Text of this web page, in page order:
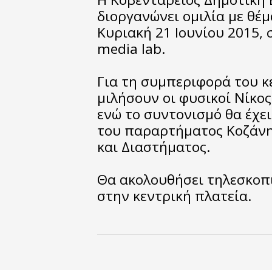
διοργανώνει ομιλία με
Κυριακή 21 Ιουνίου 2015,
media lab.
Για τη συμπεριφορά του
μιλήσουν οι φυσικοί
ενώ το συντονισμό θα
του παραρτήματος
και Διαστήματος.
Θα ακολουθήσει
στην κεντρική πλατεία.